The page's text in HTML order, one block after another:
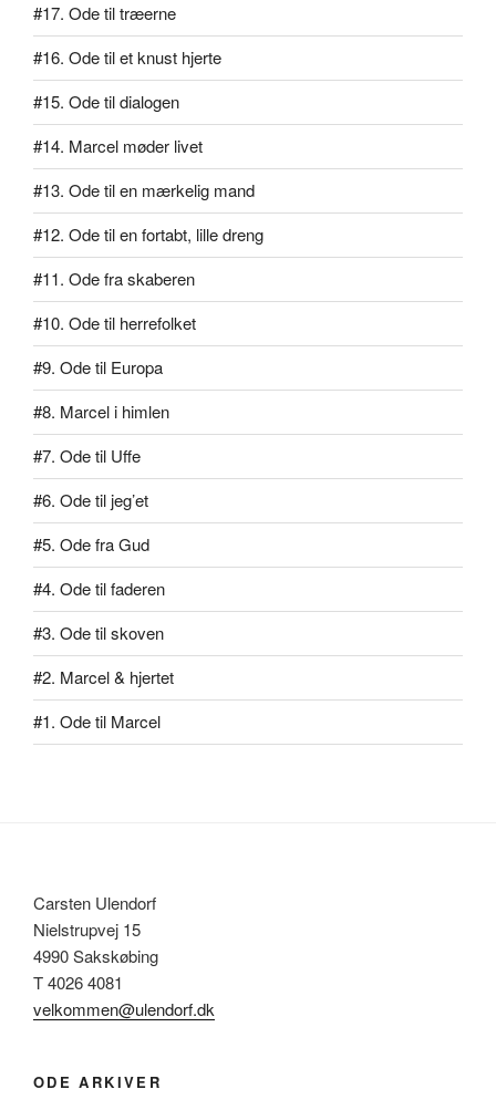
#17. Ode til træerne
#16. Ode til et knust hjerte
#15. Ode til dialogen
#14. Marcel møder livet
#13. Ode til en mærkelig mand
#12. Ode til en fortabt, lille dreng
#11. Ode fra skaberen
#10. Ode til herrefolket
#9. Ode til Europa
#8. Marcel i himlen
#7. Ode til Uffe
#6. Ode til jeg’et
#5. Ode fra Gud
#4. Ode til faderen
#3. Ode til skoven
#2. Marcel & hjertet
#1. Ode til Marcel
Carsten Ulendorf
Nielstrupvej 15
4990 Sakskøbing
T 4026 4081
velkommen@ulendorf.dk
ODE ARKIVER